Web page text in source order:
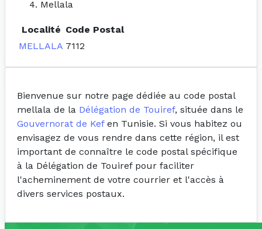
Mellala
Localité Code Postal
MELLALA 7112
Bienvenue sur notre page dédiée au code postal
mellala de la Délégation de Touiref, située dans le
Gouvernorat de Kefen Tunisie. Si vous habitez ou
envisagez de vous rendre dans cette région, il est
important de connaître le code postal spécifique
à la Délégation de Touiref pour faciliter
l'acheminement de votre courrier et l'accès à
divers services postaux.